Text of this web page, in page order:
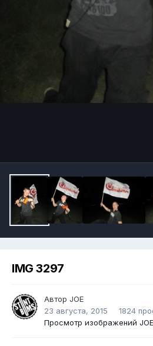
IMG 3297
Автор JOE
23 августа, 2015
1824
Просмотр изображений JOE